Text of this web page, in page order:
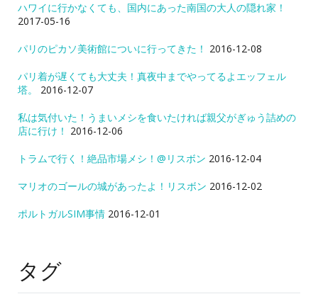
ハワイに行かなくても、国内にあった南国の大人の隠れ家！
2017-05-16
パリのピカソ美術館についに行ってきた！ 2016-12-08
パリ着が遅くても大丈夫！真夜中までやってるよエッフェル
塔。
2016-12-07
私は気付いた！うまいメシを食いたければ親父がぎゅう詰めの
店に行け！ 2016-12-06
トラムで行く！絶品市場メシ！@リスボン 2016-12-04
マリオのゴールの城があったよ！リスボン 2016-12-02
ポルトガルSIM事情 2016-12-01
タグ